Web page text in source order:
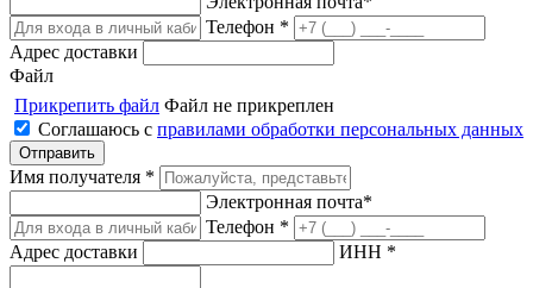
Телефон *
Адрес доставки
Файл
Прикрепить файл Файл не прикреплен
Соглашаюсь с правилами обработки персональных данных
Имя получателя *
Электронная почта*
Телефон *
Адрес доставки
ИНН *